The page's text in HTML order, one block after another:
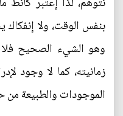
بنفس الوقت، ولا إنفكاك
وهو الشيء الصحيح
زمانيته، كما لا وجود
الموجودات والطبيعة من